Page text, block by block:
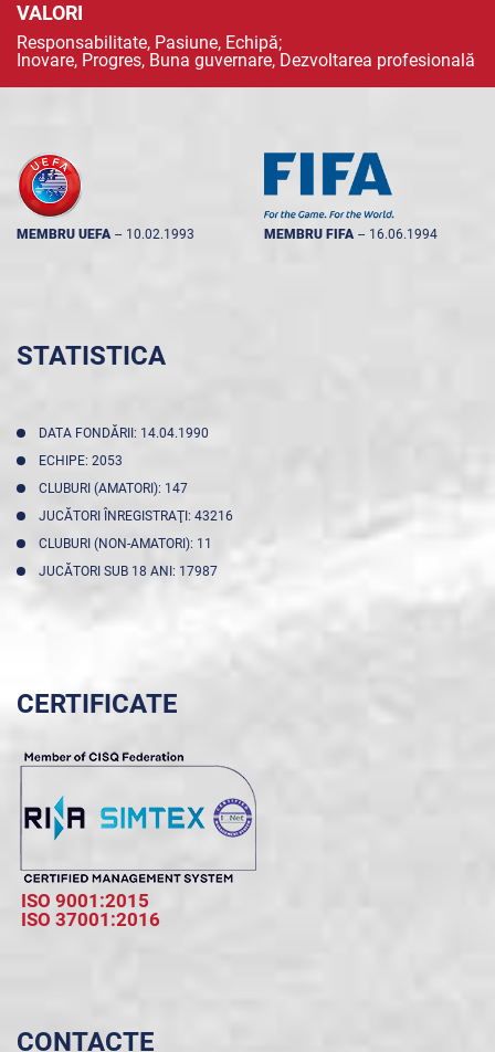
VALORI
Responsabilitate, Pasiune, Echipă;
Inovare, Progres, Buna guvernare, Dezvoltarea profesională
MEMBRU UEFA -- 10.02.1993 MEMBRU FIFA -- 16.06.1994
STATISTICA
DATA FONDĂRII: 14.04.1990
ECHIPE: 2053
CLUBURI (AMATORI): 147
JUCĂTORI ÎNREGISTRAŢI: 43216
CLUBURI (NON-AMATORI): 11
JUCĂTORI SUB 18 ANI: 17987
CERTIFICATE
ISO 9001:2015
ISO 37001:2016
CONTACTE